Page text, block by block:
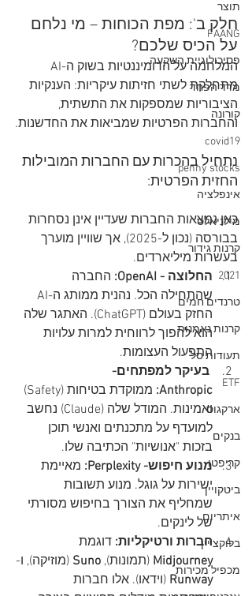
תוצר
FAANG
פסיכולוגיית השקעה
מדד הפחד
קורונה
covid19
penny stocks
אינפלציה
מילניאלס
קרנות גידור
2021
טרנדים חמים
קרנות נאמנות
תעודות סל
ETF
ארקגוס
בנקים
קריפטו
ביטקויין
איתריום
בלוקצ'יין
מכפיל מכירות
חלק ב': מפת הכוחות – מי נלחם
על הכיס שלכם?
מתחלקת לשתי חזיתות עיקריות: הענקיות
הציבוריות שמספקות את התשתית,
והחברות הפרטיות שמביאות את החדשנות.
נתחיל בהכרות עם החברות המובילות
החזית הפרטית:
כאן נמצאות החברות שעדיין אינן נסחרות
בבורסה (נכון ל-2025), אך שוויין מוערך
בעשרות מיליארדים.
החלוצה - OpenAI:
החברה
החזק בעולם (ChatGPT). האתגר שלה
הוא להפוך לרווחית למרות עלויות
התפעול העצומות.
בעיקר למפתחים-
Anthropic:
ממוקדת בטיחות (Safety)
ואמינות. המודל שלה (Claude) נחשב
למועדף על מתכנתים ואנשי תוכן
בזכות "אנושיות" הכתיבה שלו.
מנוע חיפוש- Perplexity:
מאיימת
ישירות על גוגל. מנוע תשובות
שמחליף את הצורך בחיפוש מסורתי
של לינקים.
חברות ורטיקליות: דוגמת
Midjourney (תמונות), Suno (מוזיקה), ו-
Runway (וידאו). אלו חברות